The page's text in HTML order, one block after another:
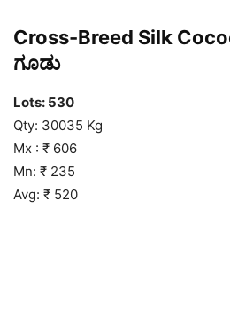
Cross-Breed Silk
ಗೂಡು
Lots: 530
Qty: 30035 Kg
Mx : ₹ 606
Mn: ₹ 235
Avg: ₹ 520